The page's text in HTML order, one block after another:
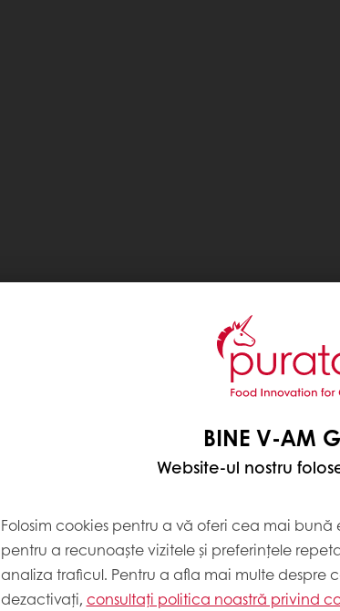
BINE V-AM
Website-ul nostru
Folosim cookies pentru a vă oferi cea mai bună
pentru a recunoaște vizitele și preferințele
analiza traficul. Pentru a afla mai multe despre
dezactivați, consultați politica noastră privind